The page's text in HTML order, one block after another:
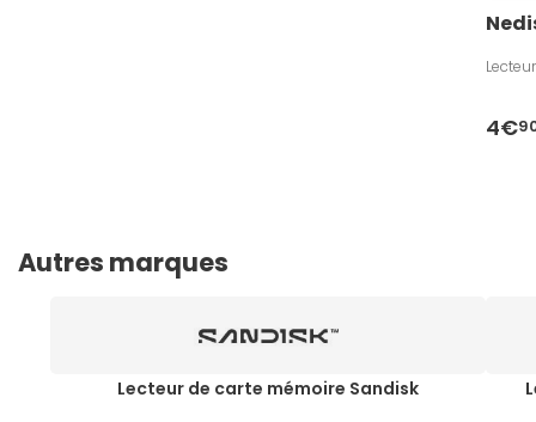
4€
Autres marques
Lecteur de carte mémoire Sandisk